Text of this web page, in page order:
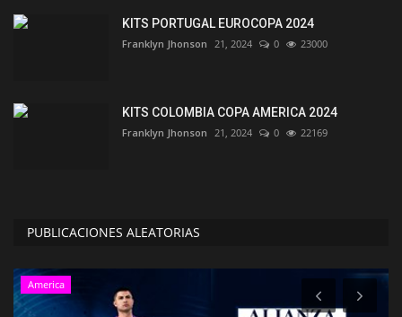
KITS PORTUGAL EUROCOPA 2024
Franklyn Jhonson 21, 2024 0 23000
KITS COLOMBIA COPA AMERICA 2024
Franklyn Jhonson 21, 2024 0 22169
PUBLICACIONES ALEATORIAS
America